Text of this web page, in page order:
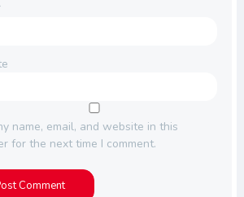
name, email, and website in this
for the next time I comment.